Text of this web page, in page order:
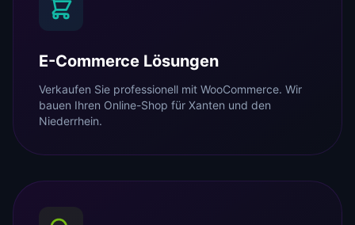
E-Commerce Lösungen
Verkaufen Sie professionell mit WooCommerce. Wir
bauen Ihren Online-Shop für Xanten und den
Niederrhein.